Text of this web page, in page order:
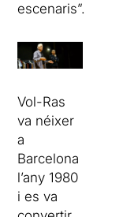
escenaris”.
Vol-Ras
va néixer
a
Barcelona
l’any 1980
i es va